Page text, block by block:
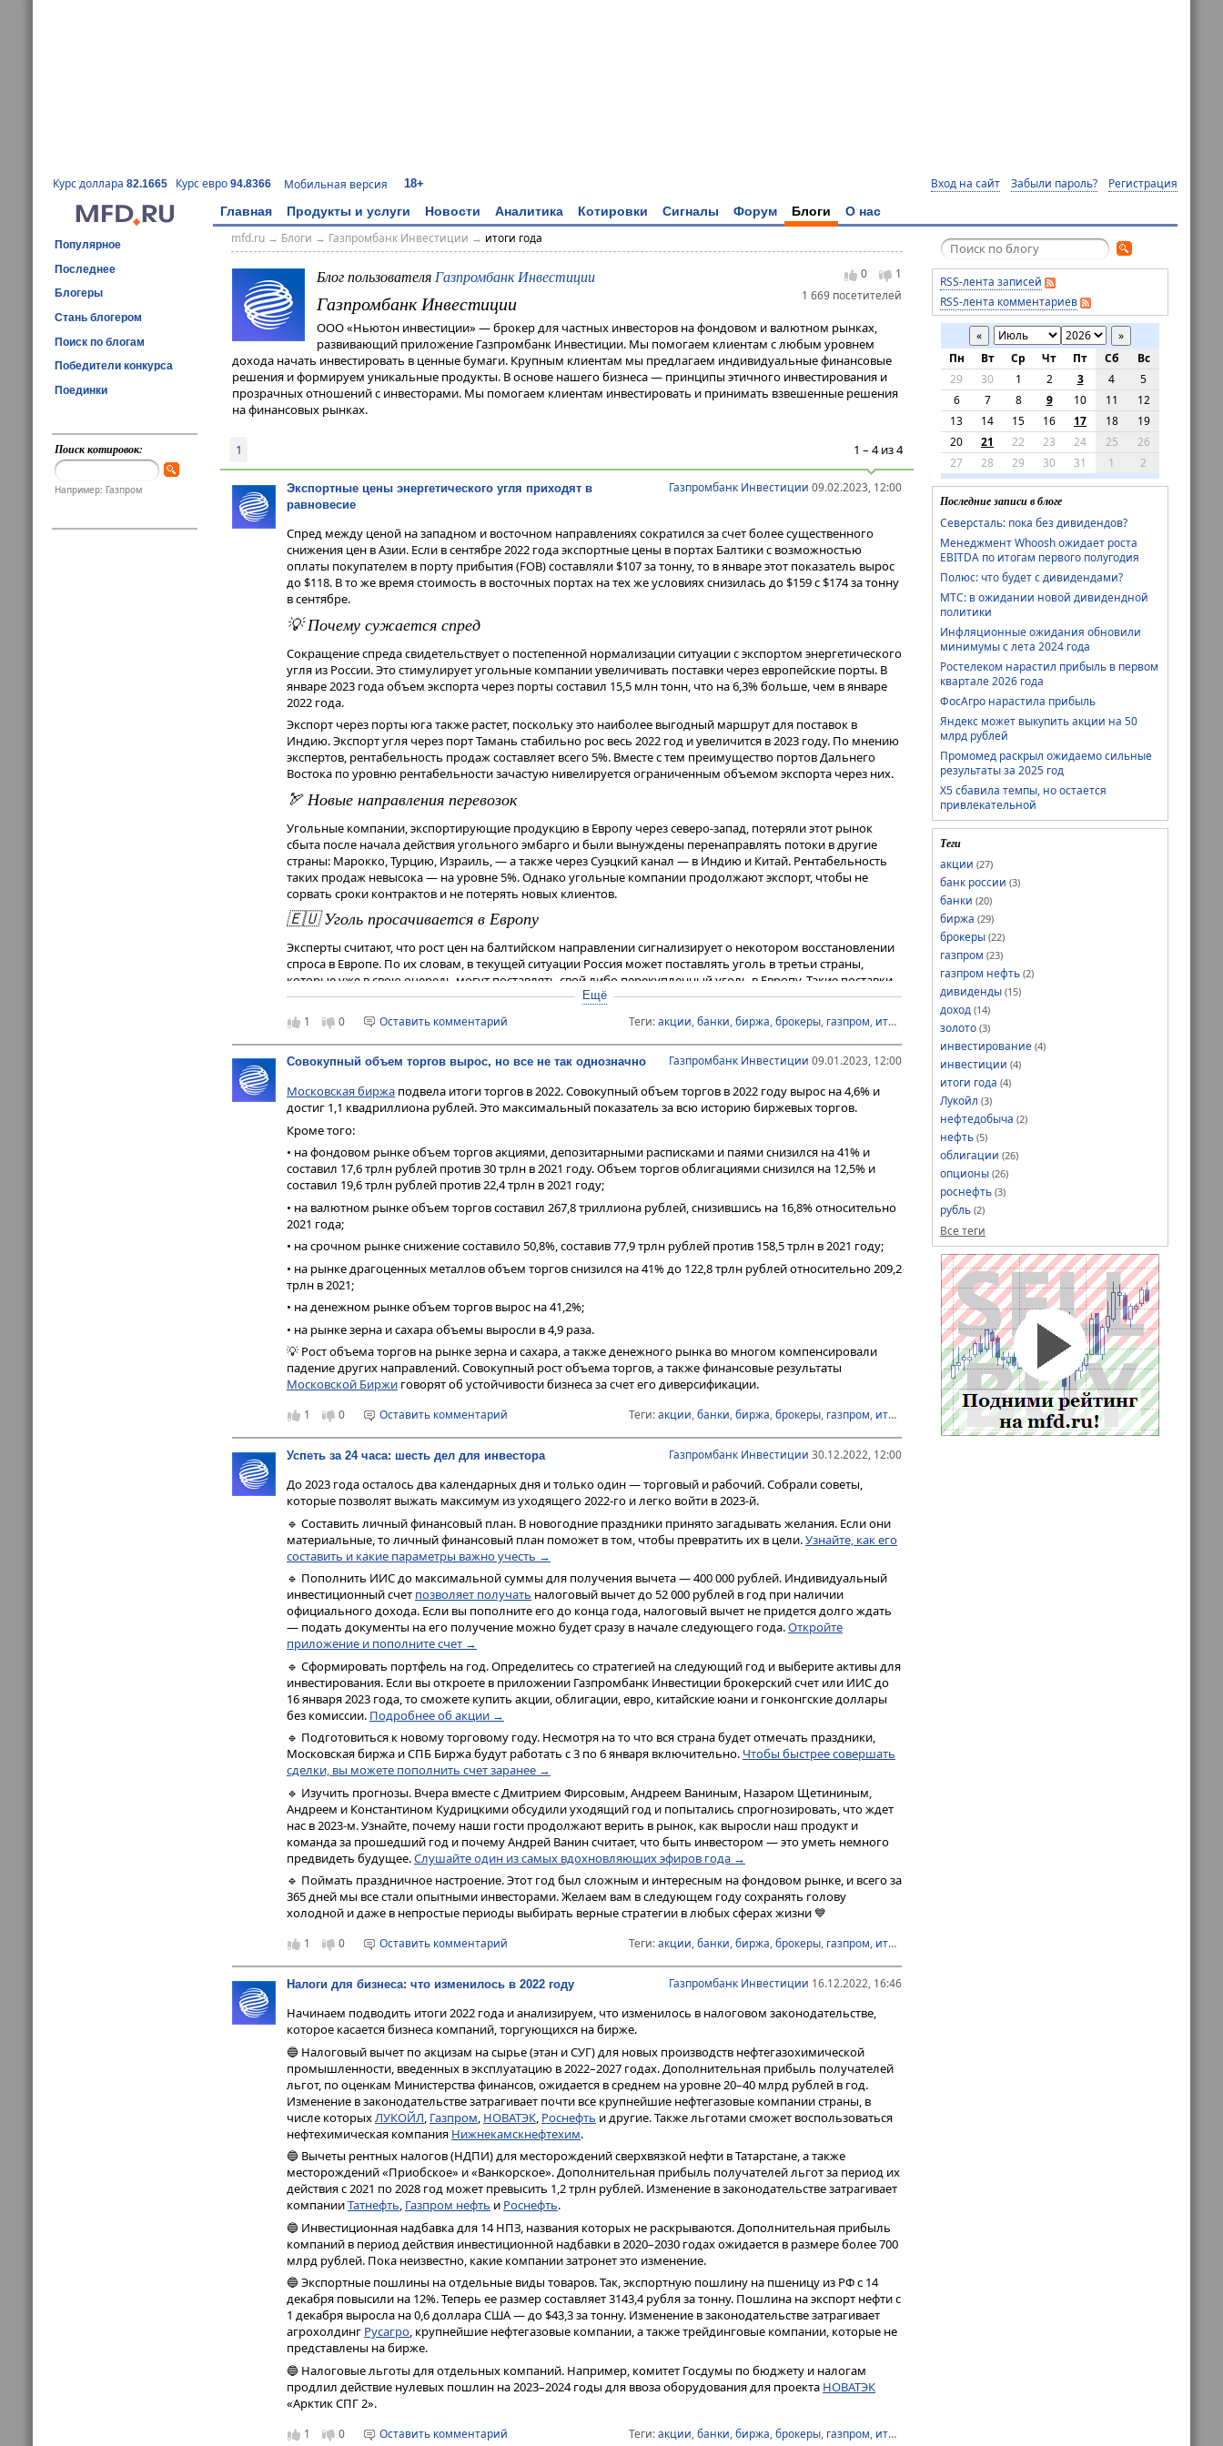
Курс доллара 82.1665 Курс евро 94.8366 Мобильная версия 18+ Вход на сайт Забыли пароль? Регистрация
Главная Продукты и услуги Новости Аналитика Котировки Сигналы Форум Блоги О нас
Популярное
Последнее
Блогеры
Стань блогером
Поиск по блогам
Победители конкурса
Поединки
Поиск котировок:
Например: Газпром
mfd.ru→ Блоги → Газпромбанк Инвестиции → итоги года
0
1
1 669 посетителей
Блог пользователяГазпромбанк Инвестиции
Газпромбанк Инвестиции
ООО «Ньютон инвестиции» — брокер для частных инвесторов на фондовом и валютном рынках,
развивающий приложение Газпромбанк Инвестиции. Мы помогаем клиентам с любым уровнем
дохода начать инвестировать в ценные бумаги. Крупным клиентам мы предлагаем индивидуальные финансовые
решения и формируем уникальные продукты. В основе нашего бизнеса — принципы этичного инвестирования и
прозрачных отношений с инвесторами. Мы помогаем клиентам инвестировать и принимать взвешенные решения
на финансовых рынках.
1 – 4 из 4
1
Газпромбанк Инвестиции 09.02.2023, 12:00
Экспортные цены энергетического угля приходят в
равновесие
Спред между ценой на западном и восточном направлениях сократился за счет более существенного
снижения цен в Азии. Если в сентябре 2022 года экспортные цены в портах Балтики с возможностью
оплаты покупателем в порту прибытия (FOB) составляли $107 за тонну, то в январе этот показатель вырос
до $118. В то же время стоимость в восточных портах на тех же условиях снизилась до $159 с $174 за тонну
в сентябре.
💡 Почему сужается спред
Сокращение спреда свидетельствует о постепенной нормализации ситуации с экспортом энергетического
угля из России. Это стимулирует угольные компании увеличивать поставки через европейские порты. В
январе 2023 года объем экспорта через порты составил 15,5 млн тонн, что на 6,3% больше, чем в январе
2022 года.
Экспорт через порты юга также растет, поскольку это наиболее выгодный маршрут для поставок в
Индию. Экспорт угля через порт Тамань стабильно рос весь 2022 год и увеличится в 2023 году. По мнению
экспертов, рентабельность продаж составляет всего 5%. Вместе с тем преимущество портов Дальнего
Востока по уровню рентабельности зачастую нивелируется ограниченным объемом экспорта через них.
🏹 Новые направления перевозок
Угольные компании, экспортирующие продукцию в Европу через северо-запад, потеряли этот рынок
сбыта после начала действия угольного эмбарго и были вынуждены перенаправлять потоки в другие
страны: Марокко, Турцию, Израиль, — а также через Суэцкий канал — в Индию и Китай. Рентабельность
таких продаж невысока — на уровне 5%. Однако угольные компании продолжают экспорт, чтобы не
сорвать сроки контрактов и не потерять новых клиентов.
🇪🇺 Уголь просачивается в Европу
Эксперты считают, что рост цен на балтийском направлении сигнализирует о некотором восстановлении
спроса в Европе. По их словам, в текущей ситуации Россия может поставлять уголь в третьи страны,
которые уже в свою очередь могут поставлять свой либо перекупленный уголь в Европу. Такие поставки
не маржинальны, но критически важны, так как позволяют держать высокую загрузку производственных
мощностей и снижают удельные постоянные затраты. Кроме того, это еще и способ сохранять за собой
рынки сбыта, не допуская ухода традиционных потребителей на продукцию альтернативных
поставщиков.
❓ Какие компании это затрагивает
Среди публичных угольных компаний наибольший интерес представляют акцииРаспадской иМечела
Но эти игроки практически не производят энергетический уголь. Компании зарабатывают на продаже
металлургического угля, экспортируя большую его часть в Азию по довольно высоким ценам.
Ещё
1 0 Оставить комментарий Теги:акции,банки,биржа,брокеры, газпром, итоги года облигации
Газпромбанк Инвестиции 09.01.2023, 12:00
Cовокупный объем торгов вырос, но все не так однозначно
Московская биржа подвела итоги торгов в 2022. Совокупный объем торгов в 2022 году вырос на 4,6% и
достиг 1,1 квадриллиона рублей. Это максимальный показатель за всю историю биржевых торгов.
Кроме того:
• на фондовом рынке объем торгов акциями, депозитарными расписками и паями снизился на 41% и
составил 17,6 трлн рублей против 30 трлн в 2021 году. Объем торгов облигациями снизился на 12,5% и
составил 19,6 трлн рублей против 22,4 трлн в 2021 году;
• на валютном рынке объем торгов составил 267,8 триллиона рублей, снизившись на 16,8% относительно
2021 года;
• на срочном рынке снижение составило 50,8%, составив 77,9 трлн рублей против 158,5 трлн в 2021 году;
• на рынке драгоценных металлов объем торгов снизился на 41% до 122,8 трлн рублей относительно 209,2
трлн в 2021;
• на денежном рынке объем торгов вырос на 41,2%;
• на рынке зерна и сахара объемы выросли в 4,9 раза.
💡 Рост объема торгов на рынке зерна и сахара, а также денежного рынка во многом компенсировали
падение других направлений. Совокупный рост объема торгов, а также финансовые результаты
Московской Биржи говорят об устойчивости бизнеса за счет его диверсификации.
1 0 Оставить комментарий Теги:акции,банки,биржа,брокеры, газпром, итоги года облигации, опционы
Газпромбанк Инвестиции 30.12.2022, 12:00
Успеть за 24 часа: шесть дел для инвестора
До 2023 года осталось два календарных дня и только один — торговый и рабочий. Собрали советы,
которые позволят выжать максимум из уходящего 2022-го и легко войти в 2023-й.
🔹 Составить личный финансовый план. В новогодние праздники принято загадывать желания. Если они
материальные, то личный финансовый план поможет в том, чтобы превратить их в цели.Узнайте, как его
составить и какие параметры важно учесть →
🔹 Пополнить ИИС до максимальной суммы для получения вычета — 400 000 рублей. Индивидуальный
инвестиционный счет позволяет получать налоговый вычет до 52 000 рублей в год при наличии
официального дохода. Если вы пополните его до конца года, налоговый вычет не придется долго ждать
— подать документы на его получение можно будет сразу в начале следующего года.Откройте
приложение и пополните счет →
🔹 Сформировать портфель на год. Определитесь со стратегией на следующий год и выберите активы для
инвестирования. Если вы откроете в приложении Газпромбанк Инвестиции брокерский счет или ИИС до
16 января 2023 года, то сможете купить акции, облигации, евро, китайские юани и гонконгские доллары
без комиссии. Подробнее об акции →
🔹 Подготовиться к новому торговому году. Несмотря на то что вся страна будет отмечать праздники,
Московская биржа и СПБ Биржа будут работать с 3 по 6 января включительно. Чтобы быстрее совершать
сделки, вы можете пополнить счет заранее →
🔹 Изучить прогнозы. Вчера вместе с Дмитрием Фирсовым, Андреем Ваниным, Назаром Щетининым,
Андреем и Константином Кудрицкими обсудили уходящий год и попытались спрогнозировать, что ждет
нас в 2023-м. Узнайте, почему наши гости продолжают верить в рынок, как выросли наш продукт и
команда за прошедший год и почему Андрей Ванин считает, что быть инвестором — это уметь немного
предвидеть будущее.Слушайте один из самых вдохновляющих эфиров года →
🔹 Поймать праздничное настроение. Этот год был сложным и интересным на фондовом рынке, и всего за
365 дней мы все стали опытными инвесторами. Желаем вам в следующем году сохранять голову
холодной и даже в непростые периоды выбирать верные стратегии в любых сферах жизни 💙
1 0 Оставить комментарий Теги:акции,банки,биржа,брокеры, газпром, итоги года
Газпромбанк Инвестиции 16.12.2022, 16:46
Налоги для бизнеса: что изменилось в 2022 году
Начинаем подводить итоги 2022 года и анализируем, что изменилось в налоговом законодательстве,
которое касается бизнеса компаний, торгующихся на бирже.
🔵 Налоговый вычет по акцизам на сырье (этан и СУГ) для новых производств нефтегазохимической
промышленности, введенных в эксплуатацию в 2022–2027 годах. Дополнительная прибыль получателей
льгот, по оценкам Министерства финансов, ожидается в среднем на уровне 20–40 млрд рублей в год.
Изменение в законодательстве затрагивает почти все крупнейшие нефтегазовые компании страны, в
числе которыхЛУКОЙЛ, Газпром, НОВАТЭК, Роснефть и другие. Также льготами сможет воспользоваться
нефтехимическая компания Нижнекамскнефтехим.
🔵 Вычеты рентных налогов (НДПИ) для месторождений сверхвязкой нефти в Татарстане, а также
месторождений «Приобское» и «Ванкорское». Дополнительная прибыль получателей льгот за период их
действия с 2021 по 2028 год может превысить 1,2 трлн рублей. Изменение в законодательстве затрагивает
компанииТатнефть, Газпром нефть и Роснефть.
🔵 Инвестиционная надбавка для 14 НПЗ, названия которых не раскрываются. Дополнительная прибыль
компаний в период действия инвестиционной надбавки в 2020–2030 годах ожидается в размере более 700
млрд рублей. Пока неизвестно, какие компании затронет это изменение.
🔵 Экспортные пошлины на отдельные виды товаров. Так, экспортную пошлину на пшеницу из РФ с 14
декабря повысили на 12%. Теперь ее размер составляет 3143,4 рубля за тонну. Пошлина на экспорт нефти с
1 декабря выросла на 0,6 доллара США — до $43,3 за тонну. Изменение в законодательстве затрагивает
агрохолдинг Русагро, крупнейшие нефтегазовые компании, а также трейдинговые компании, которые не
представлены на бирже.
🔵 Налоговые льготы для отдельных компаний. Например, комитет Госдумы по бюджету и налогам
продлил действие нулевых пошлин на 2023–2024 годы для ввоза оборудования для проекта НОВАТЭК
«Арктик СПГ 2».
1 0 Оставить комментарий Теги:акции,банки,биржа,брокеры, газпром, итоги года
RSS-лента записей
RSS-лента комментариев
«
»
Пн
Вт Ср Чт Пт Сб
Вс
29
30 1 2 3 4
5
6
7 8 9 10 11
12
13
14 15 16 17 18
19
20
21 22 23 24 25
26
27
28 29 30 31 1 2
Последние записи в блоге
Северсталь: пока без дивидендов?
Менеджмент Whoosh ожидает роста
EBITDA по итогам первого полугодия
Полюс: что будет с дивидендами?
МТС: в ожидании новой дивидендной
политики
Инфляционные ожидания обновили
минимумы с лета 2024 года
Ростелеком нарастил прибыль в первом
квартале 2026 года
ФосАгро нарастила прибыль
Яндекс может выкупить акции на 50
млрд рублей
Промомед раскрыл ожидаемо сильные
результаты за 2025 год
Х5 сбавила темпы, но остается
привлекательной
Теги
акции (27)
банк россии (3)
банки (20)
биржа (29)
брокеры (22)
газпром (23)
газпром нефть (2)
дивиденды (15)
доход (14)
золото (3)
инвестирование (4)
инвестиции (4)
итоги года (4)
Лукойл (3)
нефтедобыча (2)
нефть (5)
облигации (26)
опционы (26)
роснефть (3)
рубль (2)
Все теги